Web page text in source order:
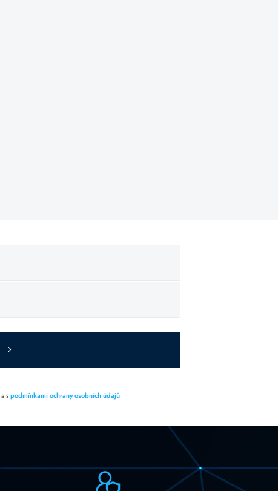
a spodmínkami ochrany osobních údajů